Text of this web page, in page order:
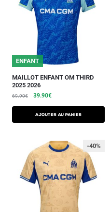
ENFANT
MAILLOT ENFANT OM THIRD
2025 2026
69.90€ 39.90€
AJOUTER AU PANIER
-40%